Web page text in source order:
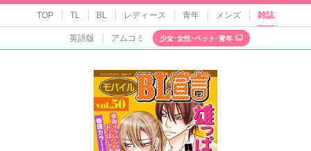
TOP TL BL レディース 青年 メンズ 雑誌
英語版 アムコミ 少女･女性･ペット･青年